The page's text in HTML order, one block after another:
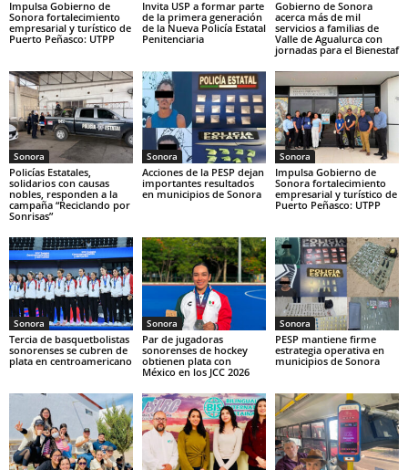
Impulsa Gobierno de
Sonora fortalecimiento
empresarial y turístico de
Puerto Peñasco: UTPP
Invita USP a formar parte
de la primera generación
de la Nueva Policía Estatal
Penitenciaria
Gobierno de Sonora
acerca más de mil
servicios a familias de
Valle de Agualurca con
jornadas para el Bienestaf
Sonora
Policías Estatales,
solidarios con causas
nobles, responden a la
campaña “Reciclando por
Sonrisas”
Sonora
Acciones de la PESP dejan
importantes resultados
en municipios de Sonora
Sonora
Impulsa Gobierno de
Sonora fortalecimiento
empresarial y turístico de
Puerto Peñasco: UTPP
Sonora
Tercia de basquetbolistas
sonorenses se cubren de
plata en centroamericano
Sonora
Par de jugadoras
sonorenses de hockey
obtienen plata con
México en los JCC 2026
Sonora
PESP mantiene firme
estrategia operativa en
municipios de Sonora